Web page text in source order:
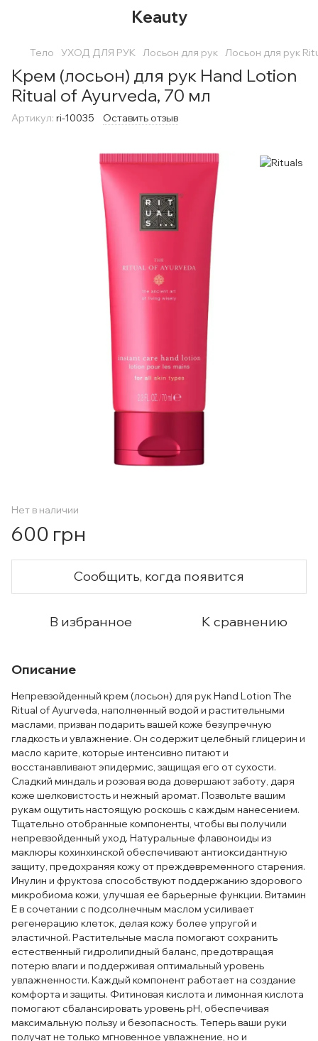
Keauty
Тело УХОД ДЛЯ РУК Лосьон для рук Лосьон для рук
Крем (лосьон) для рук Hand Lotion
Ritual of Ayurveda, 70 мл
Артикул: ri-10035 Оставить отзыв
Нет в наличии
600 грн
Сообщить, когда появится
В избранное К сравнению
Описание
Непревзойденный крем (лосьон) для рук Hand Lotion The
Ritual of Ayurveda, наполненный водой и растительными
маслами, призван подарить вашей коже безупречную
гладкость и увлажнение. Он содержит целебный глицерин и
масло карите, которые интенсивно питают и
восстанавливают эпидермис, защищая его от сухости.
Сладкий миндаль и розовая вода довершают заботу, даря
коже шелковистость и нежный аромат. Позвольте вашим
рукам ощутить настоящую роскошь с каждым нанесением.
Тщательно отобранные компоненты, чтобы вы получили
непревзойденный уход. Натуральные флавоноиды из
маклюры кохинхинской обеспечивают антиоксидантную
защиту, предохраняя кожу от преждевременного старения.
Инулин и фруктоза способствуют поддержанию здорового
микробиома кожи, улучшая ее барьерные функции. Витамин
Е в сочетании с подсолнечным маслом усиливает
регенерацию клеток, делая кожу более упругой и
эластичной. Растительные масла помогают сохранить
естественный гидролипидный баланс, предотвращая
потерю влаги и поддерживая оптимальный уровень
увлажненности. Каждый компонент работает на создание
комфорта и защиты. Фитиновая кислота и лимонная кислота
помогают сбалансировать уровень pH, обеспечивая
максимальную пользу и безопасность. Теперь ваши руки
получат не только мгновенное увлажнение, но и